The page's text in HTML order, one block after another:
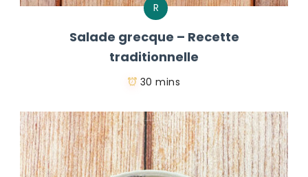
R
Salade grecque – Recette
traditionnelle
30 mins